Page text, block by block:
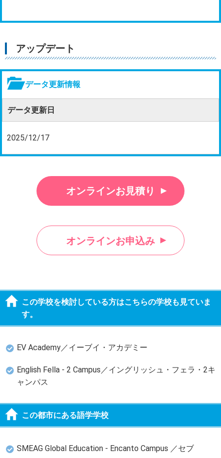
アップデート
データ更新情報
データ更新日
2025/12/17
オンラインお見積り
オンラインお申込み
この学校を検討している方はこちらの学校も見ていま
す。
EV Academy／イーブイ・アカデミー
English Fella - 2 Campus／イングリッシュ・フェラ・2キ
ャンパス
この都市にある語学学校
SMEAG Global Education - Encanto Campus ／セブ